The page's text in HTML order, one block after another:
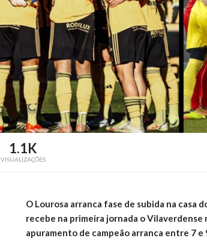
1.1K
VISUALIZAÇÕES
O Lourosa arranca fase de subida na casa
recebe na primeira jornada o Vilaverdense
apuramento de campeão arranca entre 7